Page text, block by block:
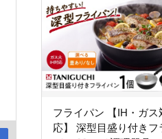
フライパン 【IH・ガス
応】 深型目盛り付きフ